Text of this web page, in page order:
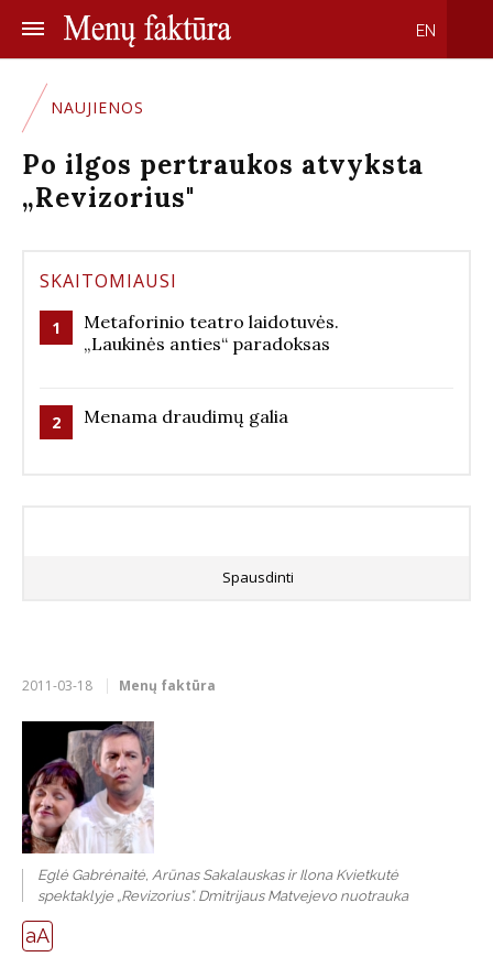
EN
NAUJIENOS
Po ilgos pertraukos atvyksta
„Revizorius"
SKAITOMIAUSI
1
Metaforinio teatro laidotuvės.
„Laukinės anties“ paradoksas
2 Menama draudimų galia
Spausdinti
2011-03-18 Menų faktūra
Eglė Gabrėnaitė, Arūnas Sakalauskas ir Ilona Kvietkutė
spektaklyje „Revizorius”. Dmitrijaus Matvejevo nuotrauka
aA